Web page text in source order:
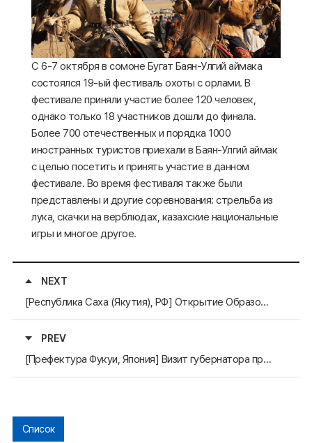
С 6-7 октября в сомоне Бугат Баян-Улгий аймака
состоялся 19-ый фестиваль охоты с орлами. В
фестивале приняли участие более 120 человек,
однако только 18 участников дошли до финала.
Более 700 отечественных и порядка 1000
иностранных туристов приехали в Баян-Улгий аймак
с целью посетить и принять участие в данном
фестивале. Во время фестиваля также были
представлены и другие соревнования: стрельба из
лука, скачки на верблюдах, казахские национальные
игры и многое другое.
NEXT
[Республика Саха (Якутия), РФ] Открытие Образовательного центра корейского языка и культуры Института имени короля Сечжона в СВФУ
PREV
[Префектура Фукуи, Япония] Визит губернатора префектуры Фукуи Нишикава в провинции Чжэцзян в рамках 25-летия сотрудничества
Список